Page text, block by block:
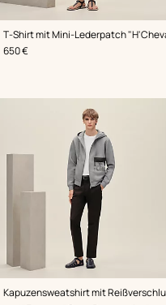
T-Shirt mit Mini-Lederpatch
,Farbe:
Grün
,Preis
650 €
Kapuzensweatshirt mit
,Farbe:
Grau